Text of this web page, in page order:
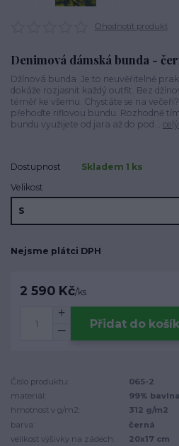
Ohodnotit produkt
Denimová dámská bunda -
Džínová bunda Je to neuvěřitelně
dokáže rozjasnit každý outfit. Bez
téměř ke všemu. Chystáte se na
přehoďte riflovou bundu. Rozhodně
bundu využijete od jara až do pod...
Dostupnost
Skladem 1 ks
Velikost
Nejsme plátci DPH
2 590 Kč/ks
Přidat do
Číslo produktu:
065-2
materiál:
99%
hmotnost v g/m2:
312 g/m2
barva:
černá
velikost výšivky na zádech:
20x17 cm